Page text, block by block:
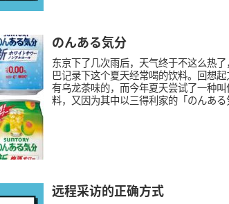
のんある気分
东京下了几次雨后，天气终于不这么热
巴记录下这个夏天经常喝的饮料。回想起
有乌龙茶味的，而今年夏天尝试了一种
料，又因为其中以三得利家的「のんあ
远程采访的正确方式